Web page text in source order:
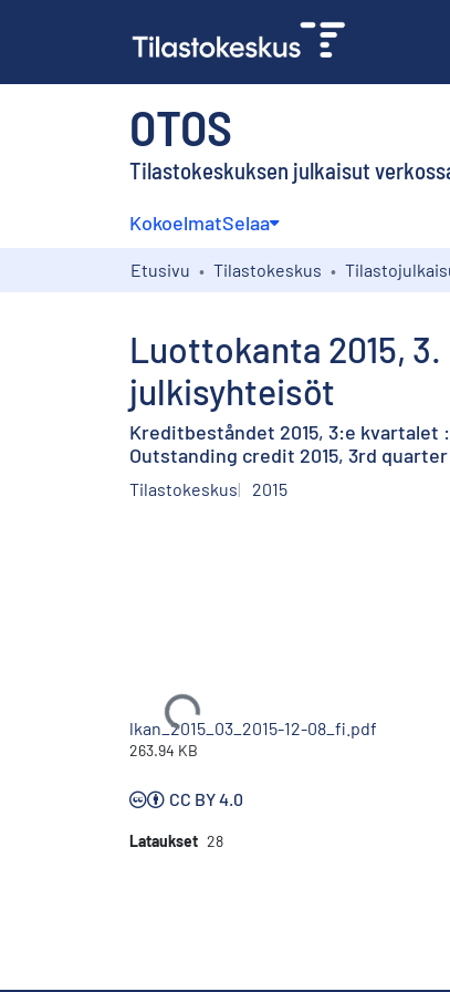
OTOS
Tilastokeskuksen julkaisut
KokoelmatSelaa
Etusivu Tilastokeskus
Luottokanta 2015,
julkisyhteisöt
Kreditbeståndet 2015, 3:e
Outstanding credit 2015, 3rd
Tilastokeskus 2015
Ladataan...
lkan_2015_03_2015-12-08_fi.pdf
263.94 KB
CC BY 4.0
Lataukset 28